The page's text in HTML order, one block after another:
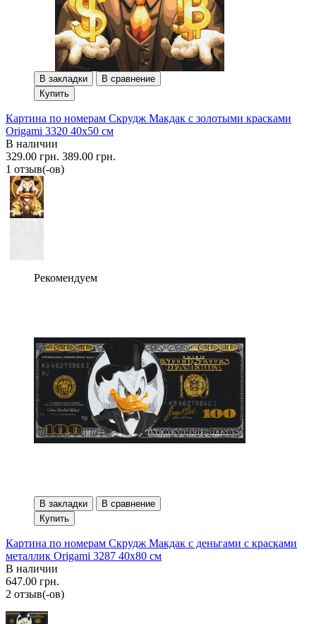
В закладки
В сравнение
Купить
Картина по номерам Скрудж Макдак с золотыми красками
Origami 3320 40x50 см
В наличии
329.00 грн. 389.00 грн.
1 отзыв(-ов)
Рекомендуем
В закладки
В сравнение
Купить
Картина по номерам Скрудж Макдак с деньгами с красками
металлик Origami 3287 40x80 см
В наличии
647.00 грн.
2 отзыв(-ов)